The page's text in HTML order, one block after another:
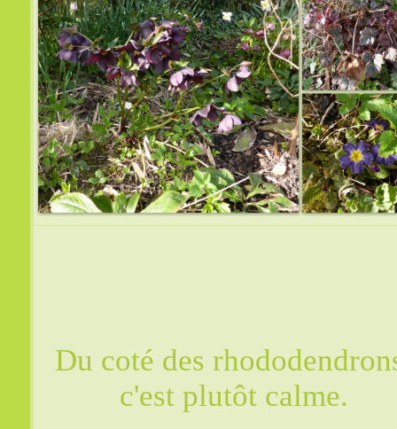
Du coté des
c'est plutôt calme.